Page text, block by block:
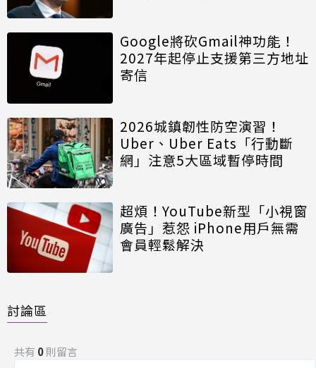
Google將砍Gmail神功能！
2027年起停止支援第三方地址
寄信
2026城鎮韌性防空演習！
Uber、Uber Eats「行動斷
網」注意5大區域暫停時間
超煩！YouTube新型「小視窗
廣告」惹怨 iPhone用戶無需
會員輕鬆解決
討論區
共有 0則留言